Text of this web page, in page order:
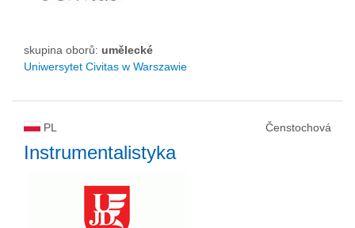
skupina oborů: umělecké
Uniwersytet Civitas w Warszawie
PL Čenstochová
Instrumentalistyka